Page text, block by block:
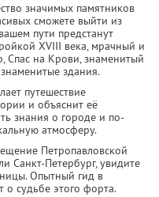
значимых памятников
сможете выйти из
пути предстанут
XVIII века, мрачный и
Спас на Крови, знаменитый
здания.
путешествие
и объяснит её
знания о городе и по-
атмосферу.
Петропавловской
Санкт-Петербург, увидите
Опытный гид в
о судьбе этого форта.